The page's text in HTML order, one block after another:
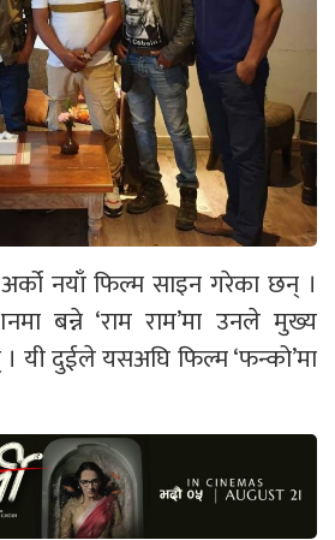
नयाँ फिल्म साइन गरेका छन् ।
बन्ने ‘राम राम’मा उनले मुख्य
। यी दुईले यसअघि फिल्म ‘फन्को’मा